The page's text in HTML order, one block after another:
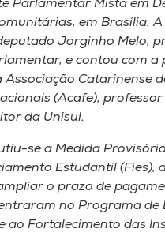
Parlamentar Mista em
em Brasília.
Jorginho Melo,
e contou com a
Associação Catarinense
(Acafe),
da Unisul.
se a Medida
Estudantil (Fies),
o prazo de
no Programa de
ao Fortalecimento das